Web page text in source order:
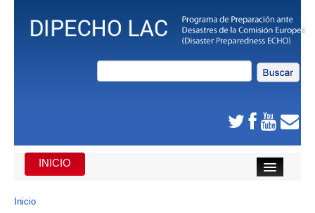
INICIO
Inicio